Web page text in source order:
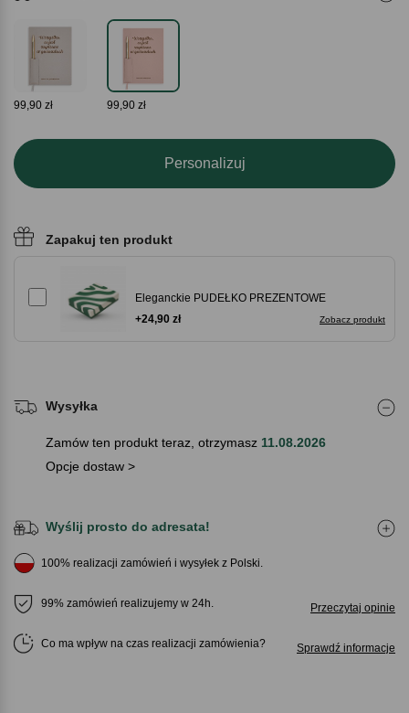
99,90 zł 99,90 zł
Personalizuj
Zapakuj ten produkt
Eleganckie PUDEŁKO PREZENTOWE
Zobacz produkt
+24,90 zł
Wysyłka
Zamów ten produkt teraz, otrzymasz 11.08.2026
Opcje dostaw >
Wyślij prosto do adresata!
100% realizacji zamówień i wysyłek z Polski.
99% zamówień realizujemy w 24h. Przeczytaj opinie
Co ma wpływ na czas realizacji zamówienia Sprawdź informacje